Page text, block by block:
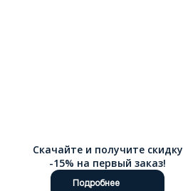
Скачайте и получите скидку
-15% на первый заказ!
Подробнее